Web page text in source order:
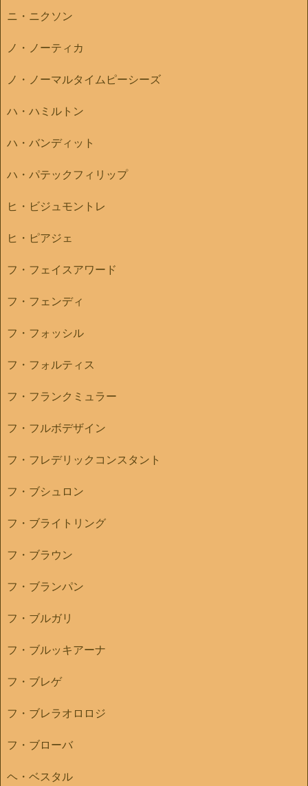
ニ・ニクソン
ノ・ノーティカ
ノ・ノーマルタイムピーシーズ
ハ・ハミルトン
ハ・バンディット
ハ・パテックフィリップ
ヒ・ビジュモントレ
ヒ・ピアジェ
フ・フェイスアワード
フ・フェンディ
フ・フォッシル
フ・フォルティス
フ・フランクミュラー
フ・フルボデザイン
フ・フレデリックコンスタント
フ・ブシュロン
フ・ブライトリング
フ・ブラウン
フ・ブランパン
フ・ブルガリ
フ・ブルッキアーナ
フ・ブレゲ
フ・ブレラオロロジ
フ・ブローバ
ヘ・ベスタル